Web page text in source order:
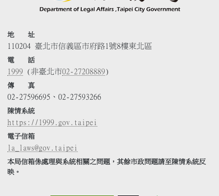
地 址
110204 臺北市信義區市府路1號8樓東北區
電 話
1999 (非臺北市02-27208889)
傳 真
02-27596695、02-27593266
陳情系統
https://1999.gov.taipei
電子信箱
la_laws@gov.taipei
本局信箱係處理與系統相關之問題，其餘市政問題請至陳情系統反
映。